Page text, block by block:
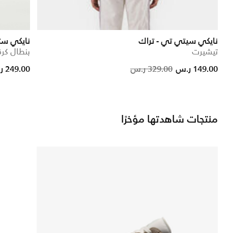
نايكي سيتي تي - تراك
تيشيرت
Price
329.00 ر.س to
149.00 ر.س
نايكي
بنطال
from
to249.00 ر.س
منتجات شاهدتها مؤخرًا